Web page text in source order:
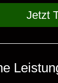
Jetzt